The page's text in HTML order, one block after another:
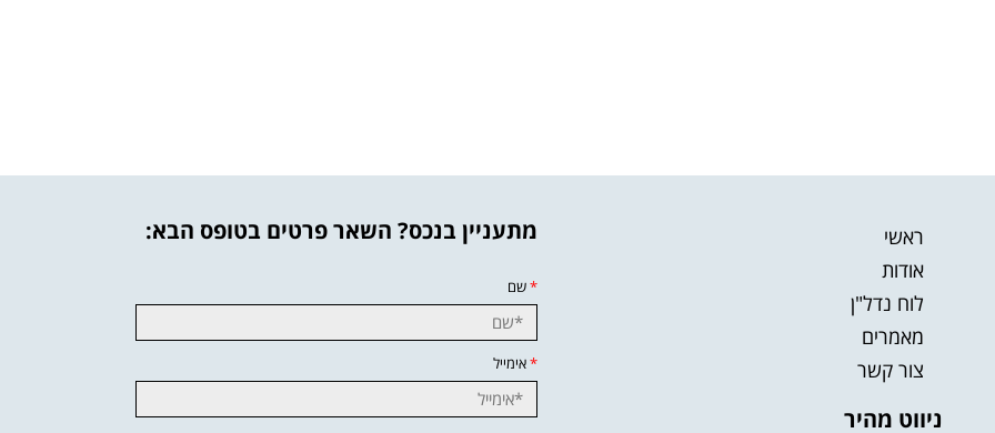
ראשי
אודות
לוח נדל"ן
מאמרים
צור קשר
ניווט מהיר
מתעניין בנכס? השאר פרטים בטופס הבא:
*שם
*אימייל